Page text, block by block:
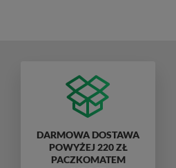
DARMOWA DOSTAWA
POWYŻEJ 220 ZŁ
PACZKOMATEM